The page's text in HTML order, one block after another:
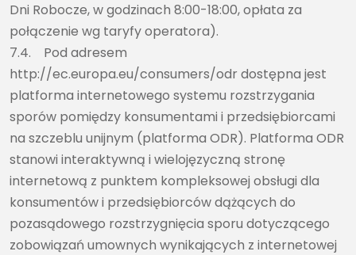
Dni Robocze, w godzinach 8:00-18:00, opłata za
połączenie wg taryfy operatora).
7.4. Pod adresem
http://ec.europa.eu/consumers/odr dostępna jest
platforma internetowego systemu rozstrzygania
sporów pomiędzy konsumentami i przedsiębiorcami
na szczeblu unijnym (platforma ODR). Platforma ODR
stanowi interaktywną i wielojęzyczną stronę
internetową z punktem kompleksowej obsługi dla
konsumentów i przedsiębiorców dążących do
pozasądowego rozstrzygnięcia sporu dotyczącego
zobowiązań umownych wynikających z internetowej